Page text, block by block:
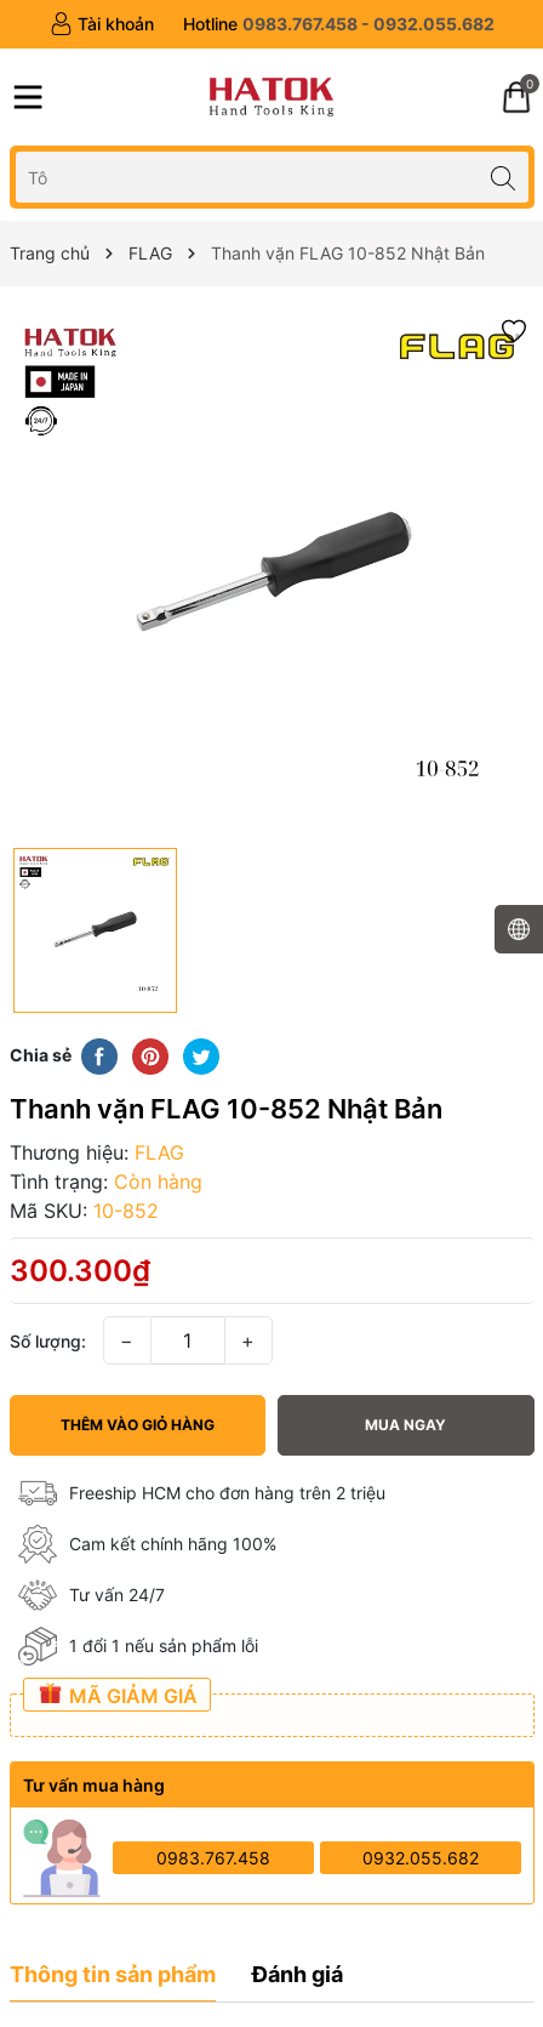
Tài khoản Hotline 0983.767.458 - 0932.055.682
0
Trang chủ FLAG Thanh vặn FLAG 10-852 Nhật Bản
Chia sẻ
Thanh vặn FLAG 10-852 Nhật Bản
Thương hiệu: FLAG
Tình trạng: Còn hàng
Mã SKU: 10-852
300.300₫
Số lượng: − +
THÊM VÀO GIỎ HÀNG MUA NGAY
Freeship HCM cho đơn hàng trên 2 triệu
Cam kết chính hãng 100%
Tư vấn 24/7
1 đổi 1 nếu sản phẩm lỗi
MÃ GIẢM GIÁ
Tư vấn mua hàng
0983.767.458 0932.055.682
Thông tin sản phẩm Đánh giá